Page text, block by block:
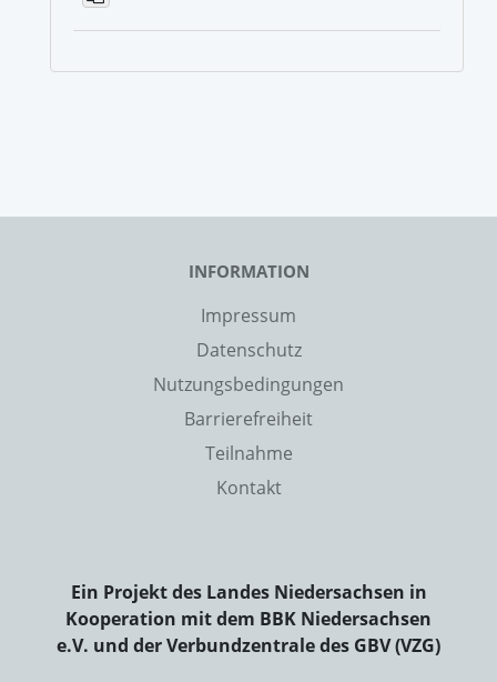
INFORMATION
Impressum
Datenschutz
Nutzungsbedingungen
Barrierefreiheit
Teilnahme
Kontakt
Ein Projekt des Landes Niedersachsen in
Kooperation mit dem BBK Niedersachsen
e.V. und der Verbundzentrale des GBV (VZG)